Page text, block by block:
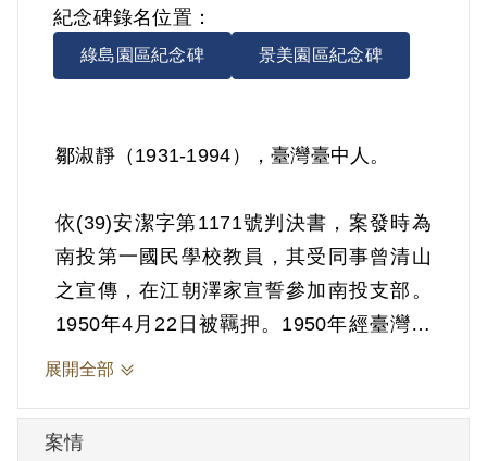
紀念碑錄名位置：
綠島園區紀念碑 景美園區紀念碑
鄒淑靜（1931-1994），臺灣臺中人。
依(39)安潔字第1171號判決書，案發時為
南投第一國民學校教員，其受同事曾清山
之宣傳，在江朝澤家宣誓參加南投支部。
1950年4月22日被羈押。1950年經臺灣省
保安司令部以《懲治叛亂條例》第5條「參
展開全部
案情